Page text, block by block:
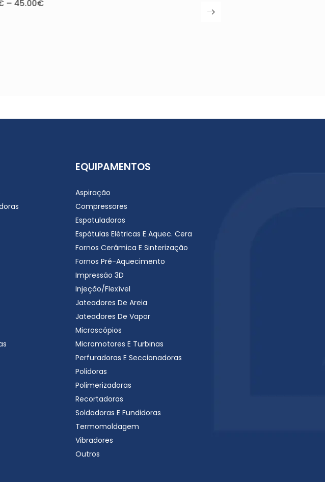
EQUIPAMENTOS
Aspiração
Compressores
Espatuladoras
Espátulas Elétricas E Aquec. Cera
Fornos Cerâmica E Sinterização
Fornos Pré-Aquecimento
Impressão 3D
Injeção/Flexível
Jateadores De Areia
Jateadores De Vapor
Microscópios
Micromotores E Turbinas
Perfuradoras E Seccionadoras
Polidoras
Polimerizadoras
Recortadoras
Soldadoras E Fundidoras
Termomoldagem
Vibradores
Outros